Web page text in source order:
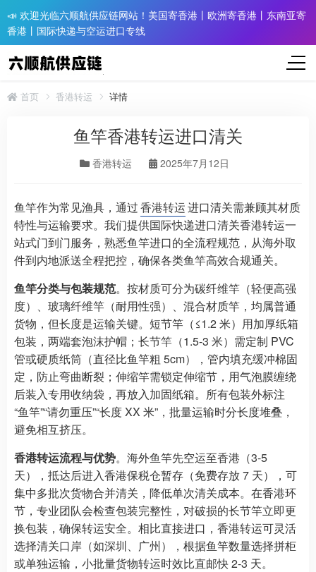
📣 欢迎光临六顺航供应链网站！美国寄香港丨欧洲寄香港丨东南亚寄
香港丨国际快递与空运进口专线
首页 香港转运 详情
鱼竿香港转运进口清关
香港转运 2025年7月12日
鱼竿作为常见渔具，通过香港转运进口清关需兼顾其材质
特性与运输要求。我们提供国际快递进口清关香港转运一
站式门到门服务，熟悉鱼竿进口的全流程规范，从海外取
件到内地派送全程把控，确保各类鱼竿高效合规通关。​
鱼竿分类与包装规范。按材质可分为碳纤维竿（轻便高强
度）、玻璃纤维竿（耐用性强）、混合材质竿，均属普通
货物，但长度是运输关键。短节竿（≤1.2 米）用加厚纸箱
包装，两端套泡沫护帽；长节竿（1.5-3 米）需定制 PVC
管或硬质纸筒（直径比鱼竿粗 5cm），管内填充缓冲棉固
定，防止弯曲断裂；伸缩竿需锁定伸缩节，用气泡膜缠绕
后装入专用收纳袋，再放入加固纸箱。所有包装外标注
“鱼竿”“请勿重压”“长度 XX 米”，批量运输时分长度堆叠，
避免相互挤压。​
香港转运流程与优势。海外鱼竿先空运至香港（3-5
天），抵达后进入香港保税仓暂存（免费存放 7 天），可
集中多批次货物合并清关，降低单次清关成本。在香港环
节，专业团队会检查包装完整性，对破损的长节竿立即更
换包装，确保转运安全。相比直接进口，香港转运可灵活
选择清关口岸（如深圳、广州），根据鱼竿数量选择拼柜
或单独运输，小批量货物转运时效比直邮快 2-3 天。​